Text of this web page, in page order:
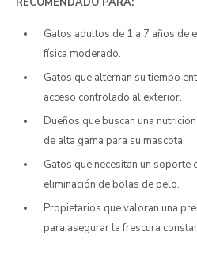
Gatos adultos de 1 a 7 años de
física moderado.
Gatos que alternan su tiempo
acceso controlado al exterior.
Dueños que buscan una
de alta gama para su mascota.
Gatos que necesitan un soporte
eliminación de bolas de pelo.
Propietarios que valoran una
para asegurar la frescura